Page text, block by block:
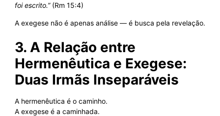
foi escrito.”(Rm 15:4)
A exegese não é apenas análise — é busca pela revelação.
3. A Relação entre
Hermenêutica e Exegese:
Duas Irmãs Inseparáveis
A hermenêutica é o caminho.
A exegese é a caminhada.